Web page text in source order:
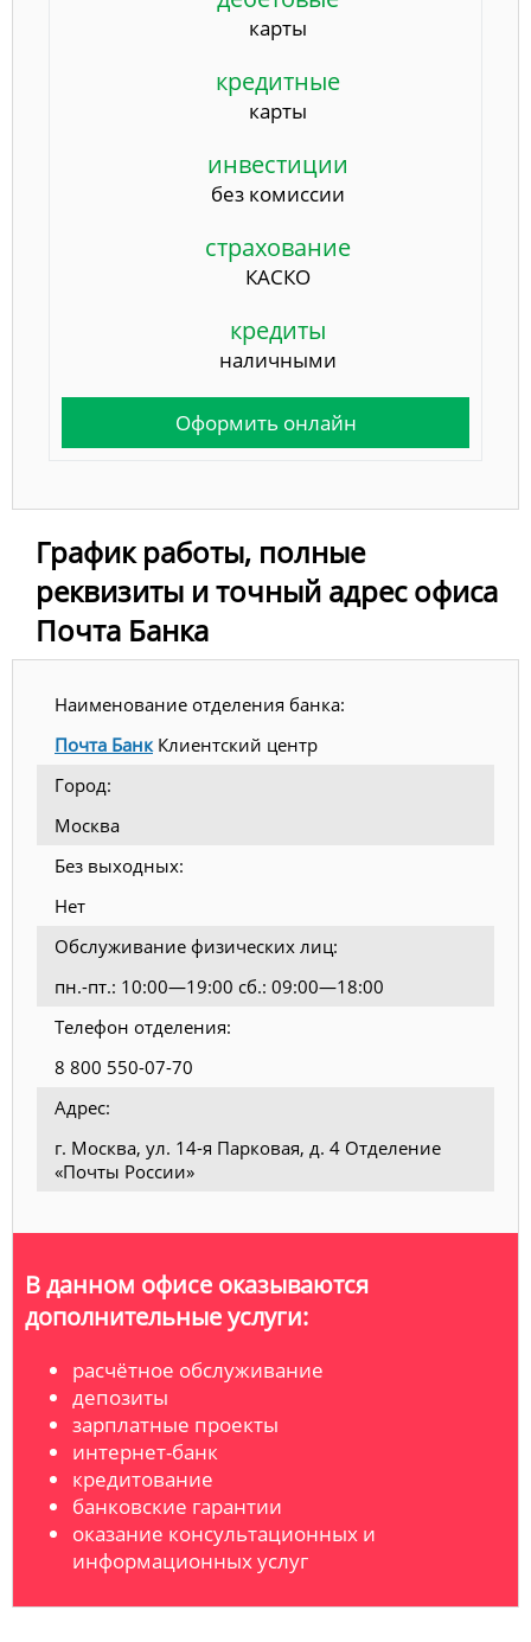
карты
кредитные
карты
инвестиции
без комиссии
страхование
КАСКО
кредиты
наличными
Оформить онлайн
График работы, полные
реквизиты и точный адрес офиса
Почта Банка
Наименование отделения банка:
Почта БанкКлиентский центр
Город:
Москва
Без выходных:
Нет
Обслуживание физических лиц:
пн.-пт.: 10:00—19:00 сб.: 09:00—18:00
Телефон отделения:
8 800 550-07-70
Адрес:
г. Москва, ул. 14-я Парковая, д. 4 Отделение
«Почты России»
В данном офисе оказываются
дополнительные услуги:
расчётное обслуживание
депозиты
зарплатные проекты
интернет-банк
кредитование
банковские гарантии
оказание консультационных и
информационных услуг